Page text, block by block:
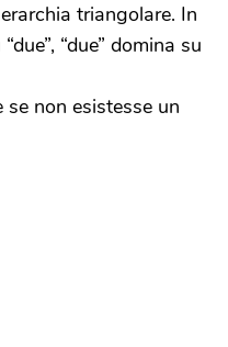
triangolare. In
“due” domina su
se non esistesse un